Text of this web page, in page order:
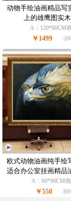
动物手绘油画精品写
上的雄鹰图实
A：120*80CM
￥1499
欧式动物油画纯手绘
适合办公室挂画精品
框
A：60*90CM
￥550